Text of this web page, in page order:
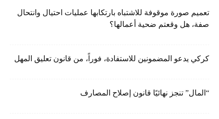
تعميم صورة موقوفة للاشتباه بارتكابها عمليات احتيال وانتحال
صفة، هل وقعتم ضحية أعمالها؟
كركي يدعو المضمونين للاستفادة، فوراً، من قانون تعليق المهل
“المال” تنجز نهائيًا قانون إصلاح المصارف